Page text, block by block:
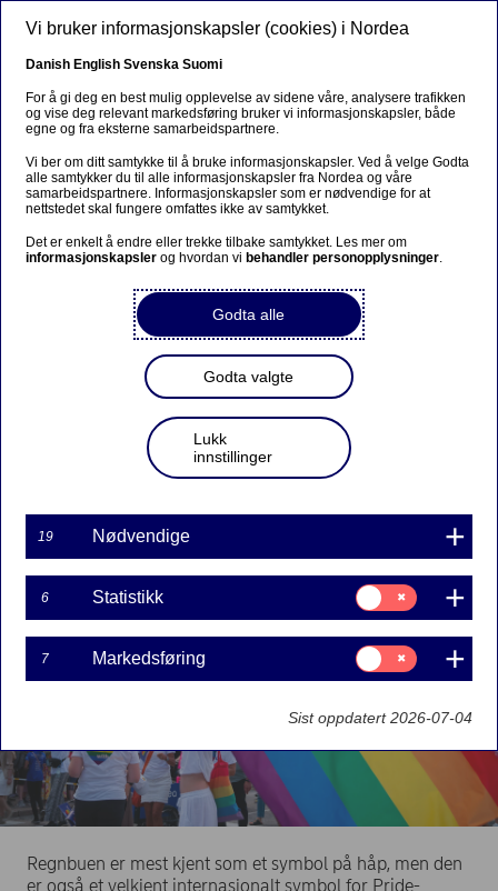
NO
Mangfold & inkludering
Nordeas partnerskap med
Pride handler om mer enn å
heise flagget
08-06-2023
I sommer henger regnbueflaggene høyt i Nordeas
lokaler, både bokstavelig og billedlig. De
signaliserer at Nordea støtter Pride og ønsker å
være en inkluderende arbeidsplass med stort
mangfold. For noen er regnbuen bare et av
mange symboler, mens den for andre har stor
Regnbuen er mest kjent som et symbol på håp, men den
er også et velkjent internasjonalt symbol for Pride-
Vi bruker informasjonskapsler (cookies) i Nordea
Danish English Svenska Suomi
For å gi deg en best mulig opplevelse av sidene våre, analysere trafikken
og vise deg relevant markedsføring bruker vi informasjonskapsler, både
egne og fra eksterne samarbeidspartnere.
Vi ber om ditt samtykke til å bruke informasjonskapsler. Ved å velge Godta
alle samtykker du til alle informasjonskapsler fra Nordea og våre
samarbeidspartnere. Informasjonskapsler som er nødvendige for at
nettstedet skal fungere omfattes ikke av samtykket.
Det er enkelt å endre eller trekke tilbake samtykket. Les mer om
informasjonskapsler og hvordan vi behandler personopplysninger.
Godta alle
Godta valgte
Lukk
innstillinger
19 Nødvendige
6 Statistikk
Samtykke
til:
Statistikk
7 Markedsføring
Samtykke
til:
Markedsføring
Sist oppdatert 2026-07-04